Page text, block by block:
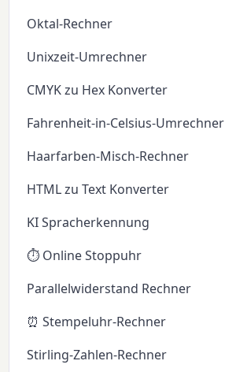
Oktal-Rechner
Unixzeit-Umrechner
CMYK zu Hex Konverter
Fahrenheit-in-Celsius-Umrechner
Haarfarben-Misch-Rechner
HTML zu Text Konverter
KI Spracherkennung
⏱️ Online Stoppuhr
Parallelwiderstand Rechner
⏰ Stempeluhr-Rechner
Stirling-Zahlen-Rechner